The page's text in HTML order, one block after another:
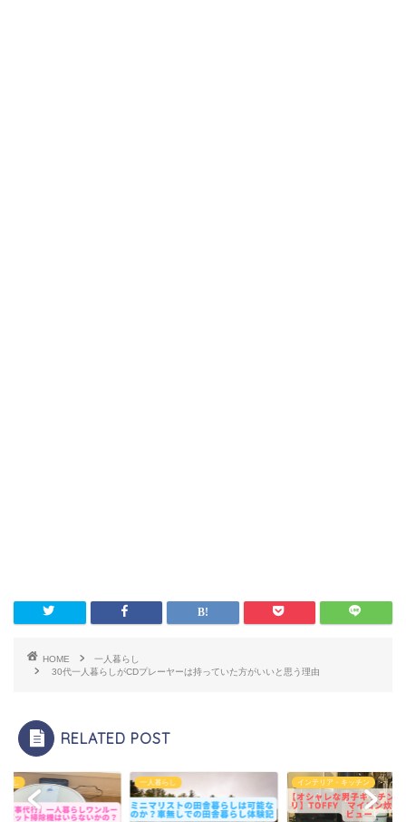
HOME
一人暮らし
30代一人暮らしがCDプレーヤーは持っていた方がいいと思う理由
RELATED POST
らし インテリア・キッチン 一人暮らし